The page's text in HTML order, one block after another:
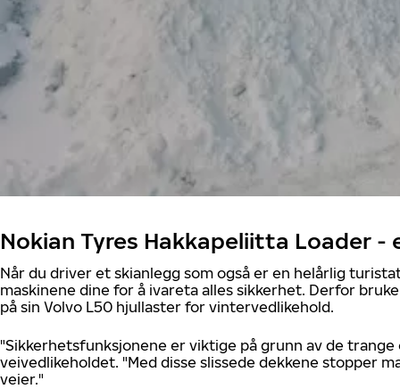
Nokian Tyres Hakkapeliitta
Når du driver et skianlegg som også er en helårlig
maskinene dine for å ivareta alles sikkerhet. Derfor
på sin Volvo L50 hjullaster for vintervedlikehold.
"Sikkerhetsfunksjonene er viktige på grunn av de
veivedlikeholdet. "Med disse slissede dekkene stopper
veier."